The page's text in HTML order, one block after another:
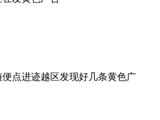
点进迹越区发现好几条黄色广